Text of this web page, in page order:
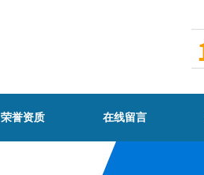
荣誉资质 在线留言